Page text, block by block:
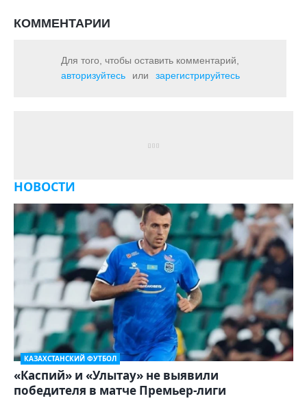
КОММЕНТАРИИ
Для того, чтобы оставить комментарий,
авторизуйтесь
или зарегистрируйтесь
НОВОСТИ
КАЗАХСТАНСКИЙ ФУТБОЛ
«Каспий» и «Улытау» не выявили
победителя в матче Премьер-лиги